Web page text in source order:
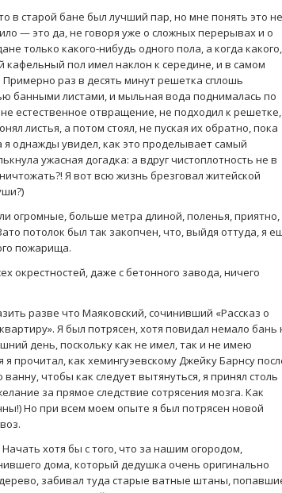
в старой бане был лучший пар, но мне понять это не
— это да, не говоря уже о сложных перерывах и о
только какого-нибудь одного пола, а когда
кафельный пол имел наклон к середине, и в самом
раз в десять минут решетка сплошь
банными листами, и мыльная вода поднималась по
естественное отвращение, не подходил к решетке,
листья, а потом стоял, не пуская их обратно, пока
однажды увидел, как это проделывает самый
ужасная догадка: а вдруг чистоплотность не в
Я вот всю жизнь брезговал житейской
огромные, больше метра длиной, поленья, приятно,
потолок был так закопчен, что, выйдя оттуда, я
пожарища.
окрестностей, даже с бетонного завода, ничего
разве что Маяковский, сочинивший «Рассказ о
Я был потрясен, хотя повидал немало бань
день, поскольку как не имел, так и не имею
прочитал, как хемингуэевскому Джейку Барнсу
чтобы как следует вытянуться, я принял столь
за прямое следствие сотрясения мозга. Как
Но при всем моем опыте я был потрясен новой
хотя бы с того, что за нашим огородом,
дома, который дедушка очень оригинально
забивал туда старые ватные штаны,